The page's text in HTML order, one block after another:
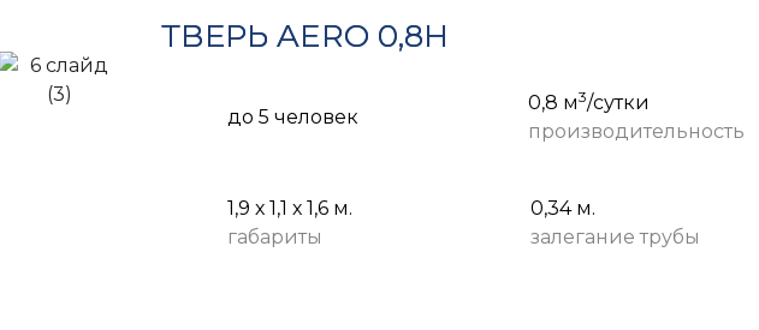
ТВЕРЬ AERO 0,8Н
до 5 человек
0,8 м3/сутки
производительность
1,9 х 1,1 х 1,6 м.
габариты
0,34 м.
залегание трубы